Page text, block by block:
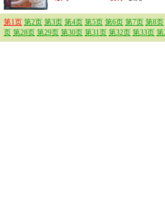
第1页 第2页 第3页 第4页 第5页 第6页 第7页 第8页
页 第28页 第29页 第30页 第31页 第32页 第33页 第